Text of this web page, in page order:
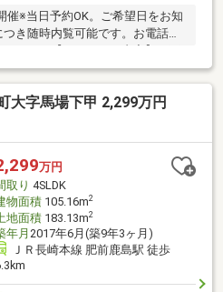
※当日予約OK。ご希望日をお知
き随時内覧可能です。お電話か
さい。【リフォーム内容】・雨
・腐食、給排水管の故障や漏水
。●外構工事外壁張替、屋根一
キッチン交換、ユニットバス交
グ上張り、クロス張替え、建具
ント】・シロアリ防除工事施工
大字馬場下甲 2,299万円
万円
取り 4SLDK
物面積105.16m2
地面積183.13m2
年月 2017年6月(築9年3ヶ月)
ＪＲ長崎本線 肥前鹿島駅 徒歩